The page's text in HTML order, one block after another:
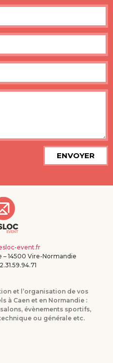
ENVOYER
event.fr
– 14500 Vire-Normandie
et l’organisation de vos
à Caen et en Normandie :
évènements sportifs,
ou générale etc.